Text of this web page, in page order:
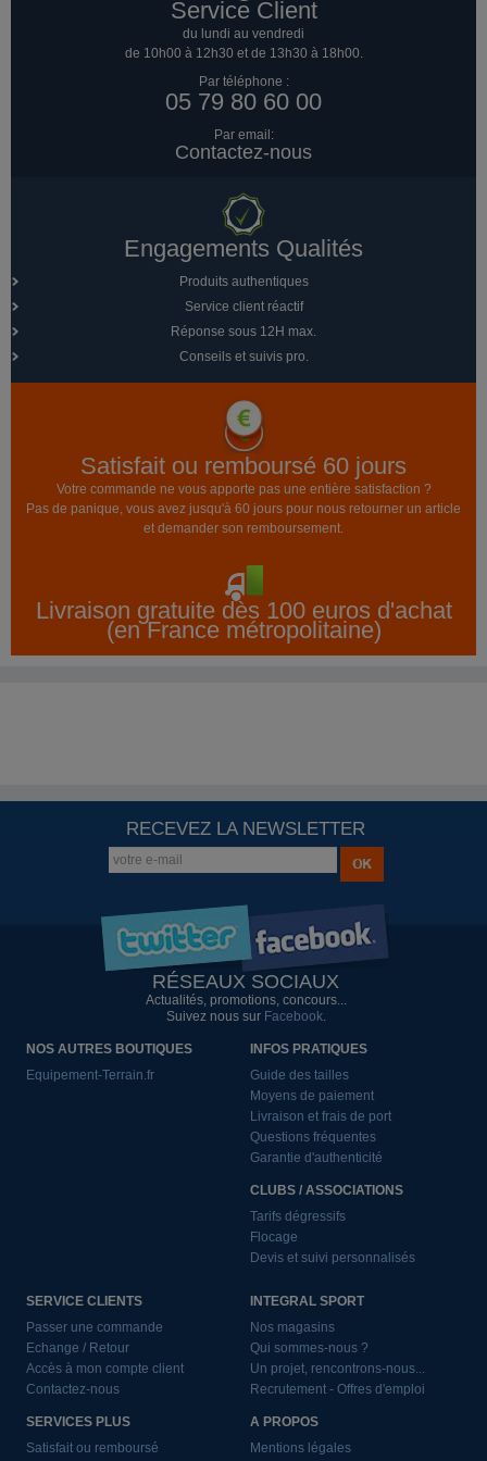
Service Client
du lundi au vendredi
de 10h00 à 12h30 et de 13h30 à 18h00.
Par téléphone :
05 79 80 60 00
Par email:
Contactez-nous
Engagements Qualités
Produits authentiques
Service client réactif
Réponse sous 12H max.
Conseils et suivis pro.
Satisfait ou remboursé 60 jours
Votre commande ne vous apporte pas une entière satisfaction ?
Pas de panique, vous avez jusqu'à 60 jours pour nous retourner un article
et demander son remboursement.
Livraison gratuite dès 100 euros d'achat
(en France métropolitaine)
RECEVEZ LA NEWSLETTER
RÉSEAUX SOCIAUX
Actualités, promotions, concours...
Suivez nous sur Facebook.
NOS AUTRES BOUTIQUES
Equipement-Terrain.fr
INFOS PRATIQUES
Guide des tailles
Moyens de paiement
Livraison et frais de port
Questions fréquentes
Garantie d'authenticité
CLUBS / ASSOCIATIONS
Tarifs dégressifs
Flocage
Devis et suivi personnalisés
SERVICE CLIENTS
Passer une commande
Echange / Retour
Accès à mon compte client
Contactez-nous
SERVICES PLUS
Satisfait ou remboursé
INTEGRAL SPORT
Nos magasins
Qui sommes-nous ?
Un projet, rencontrons-nous...
Recrutement - Offres d'emploi
A PROPOS
Mentions légales